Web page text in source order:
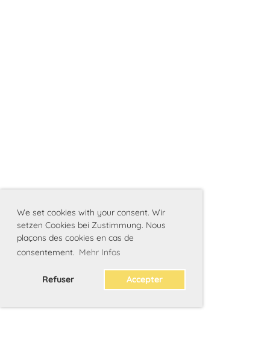
We set cookies with your consent. Wir
setzen Cookies bei Zustimmung. Nous
plaçons des cookies en cas de
consentement. Mehr Infos
Refuser Accepter